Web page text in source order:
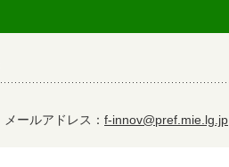
メールアドレス： f-innov@pref.mie.lg.jp